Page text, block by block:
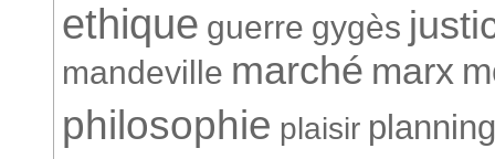
ethique guerre gygès
mandeville marché marx
philosophie plaisir planning